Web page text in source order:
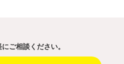
ご相談ください。